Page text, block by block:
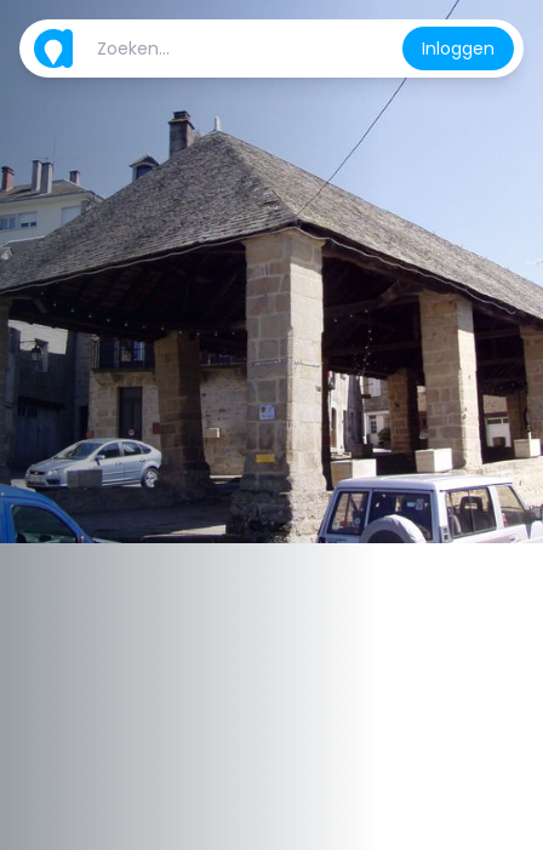
Inloggen